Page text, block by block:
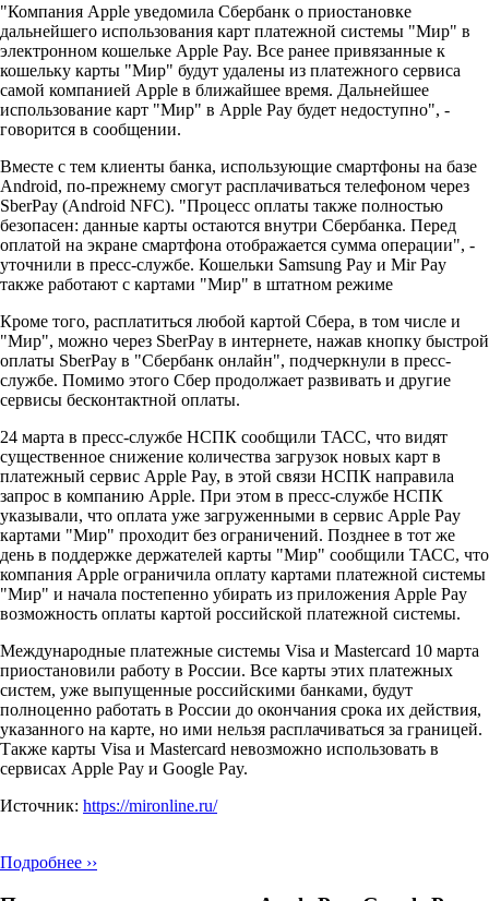
"Компания Apple уведомила Сбербанк о приостановке
дальнейшего использования карт платежной системы "Мир" в
электронном кошельке Apple Pay. Все ранее привязанные к
кошельку карты "Мир" будут удалены из платежного сервиса
самой компанией Apple в ближайшее время. Дальнейшее
использование карт "Мир" в Apple Pay будет недоступно", -
говорится в сообщении.
Вместе с тем клиенты банка, использующие смартфоны на базе
Android, по-прежнему смогут расплачиваться телефоном через
SberPay (Android NFC). "Процесс оплаты также полностью
безопасен: данные карты остаются внутри Сбербанка. Перед
оплатой на экране смартфона отображается сумма операции", -
уточнили в пресс-службе. Кошельки Samsung Pay и Mir Pay
также работают с картами "Мир" в штатном режиме
Кроме того, расплатиться любой картой Сбера, в том числе и
"Мир", можно через SberPay в интернете, нажав кнопку быстрой
оплаты SberPay в "Сбербанк онлайн", подчеркнули в пресс-
службе. Помимо этого Сбер продолжает развивать и другие
сервисы бесконтактной оплаты.
24 марта в пресс-службе НСПК сообщили ТАСС, что видят
существенное снижение количества загрузок новых карт в
платежный сервис Apple Pay, в этой связи НСПК направила
запрос в компанию Apple. При этом в пресс-службе НСПК
указывали, что оплата уже загруженными в сервис Apple Pay
картами "Мир" проходит без ограничений. Позднее в тот же
день в поддержке держателей карты "Мир" сообщили ТАСС, что
компания Apple ограничила оплату картами платежной системы
"Мир" и начала постепенно убирать из приложения Apple Pay
возможность оплаты картой российской платежной системы.
Международные платежные системы Visa и Mastercard 10 марта
приостановили работу в России. Все карты этих платежных
систем, уже выпущенные российскими банками, будут
полноценно работать в России до окончания срока их действия,
указанного на карте, но ими нельзя расплачиваться за границей.
Также карты Visa и Mastercard невозможно использовать в
сервисах Apple Pay и Google Pay.
Источник: https://mironline.ru/
Подробнее ››